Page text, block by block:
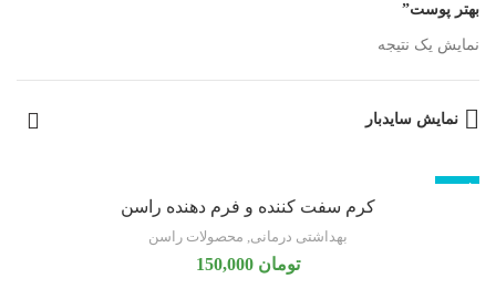
بهتر پوست”
نمایش یک نتیجه
نمایش سایدبار
ناموجود
کرم سفت کننده و فرم دهنده راسن
بهداشتی درمانی, محصولات راسن
تومان